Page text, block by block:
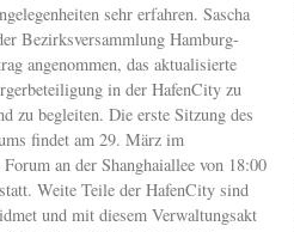
sehr erfahren. Sascha
Bezirksversammlung Hamburg-
angenommen, das aktualisierte
in der HafenCity zu
zu begleiten. Die erste Sitzung des
findet am 29. März im
an der Shanghaiallee von 18:00
Weite Teile der HafenCity sind
und mit diesem Verwaltungsakt